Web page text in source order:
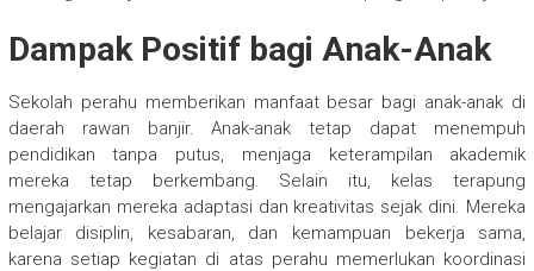
Dampak Positif bagi Anak-Anak
Sekolah perahu memberikan manfaat besar bagi anak-anak di
daerah rawan banjir. Anak-anak tetap dapat menempuh
pendidikan tanpa putus, menjaga keterampilan akademik
mereka tetap berkembang. Selain itu, kelas terapung
mengajarkan mereka adaptasi dan kreativitas sejak dini. Mereka
belajar disiplin, kesabaran, dan kemampuan bekerja sama,
karena setiap kegiatan di atas perahu memerlukan koordinasi